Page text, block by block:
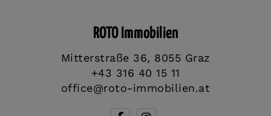
ROTO Immobilien
Mitterstraße 36, 8055 Graz
+43 316 40 15 11
office@roto-immobilien.at